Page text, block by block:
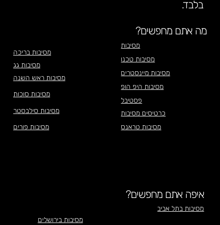
מסיבות בריכה
מסיבות גג
מסיבות ראש השנה
מסיבות סוכות
מסיבות סילבסטר
מסיבות פורים
מה אתם מחפשים?
מסיבות
מסיבות טכנו
מסיבות טראנס
מסיבות מיינסטרים
מסיבות היפ הופ
פסטיבל
כרטיסים מסיבות
איפה אתם מחפשים?
מסיבות בתל אביב
מסיבות בירושלים
בלבד.